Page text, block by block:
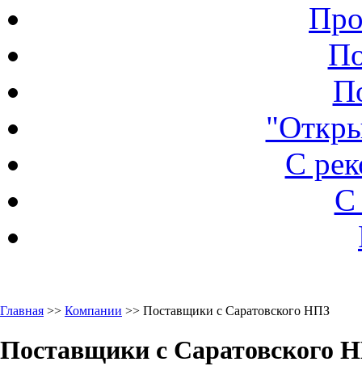
С
С
Главная >> Компании >> Поставщики с Саратовского НПЗ
Поставщики с Саратовского